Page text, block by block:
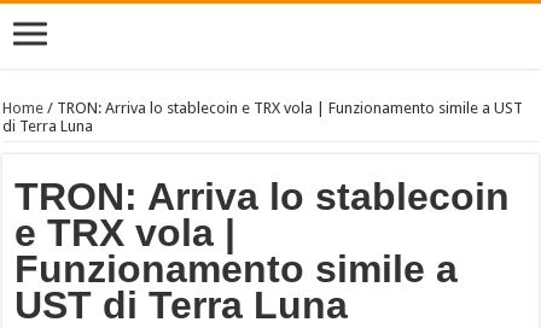
Home / TRON: Arriva lo stablecoin e TRX vola | Funzionamento simile a UST
di Terra Luna
TRON: Arriva lo stablecoin
e TRX vola |
Funzionamento simile a
UST di Terra Luna